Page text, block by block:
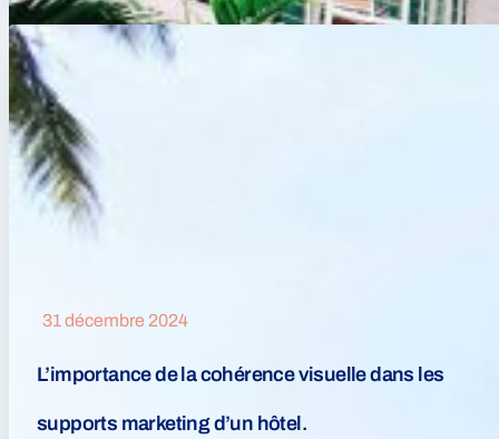
31 décembre 2024
L’importance de la cohérence visuelle dans les
supports marketing d’un hôtel.